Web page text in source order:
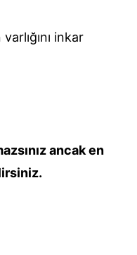
inkar
ancak en